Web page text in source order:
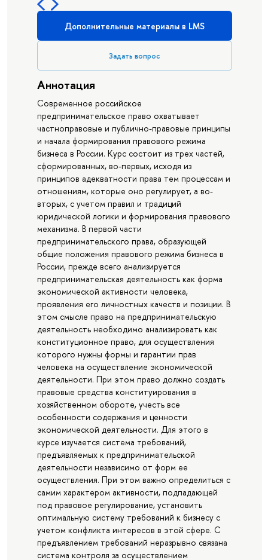
Дополнительные материалы в LMS
Задать вопрос
Аннотация
Современное российское
предпринимательское право охватывает
частноправовые и публично-правовые принципы
и начала формирования правового режима
бизнеса в России. Курс состоит из трех частей,
сформированных, во-первых, исходя из
принципов адекватности права тем процессам и
отношениям, которые оно регулирует, а во-
вторых, с учетом правил и традиций
юридической логики и формирования правового
механизма. В первой части
предпринимательского права, образующей
общие положения правового режима бизнеса в
России, прежде всего анализируется
предпринимательская деятельность как форма
экономической активности человека,
проявления его личностных качеств и позиции. В
этом смысле право на предпринимательскую
деятельность необходимо анализировать как
конституционное право, для осуществления
которого нужны формы и гарантии прав
человека на осуществление экономической
деятельности. При этом право должно создать
правовые средства конституирования в
хозяйственном обороте, учесть все
особенности содержания и ценности
экономической деятельности. Для этого в
курсе изучается система требований,
предъявляемых к предпринимательской
деятельности независимо от форм ее
осуществления. При этом важно определиться с
самим характером активности, подпадающей
под правовое регулирование, установить
оптимальную систему требований к бизнесу с
учетом конфликта интересов в этой сфере. С
предъявлением требований неразрывно связана
система контроля за осуществлением